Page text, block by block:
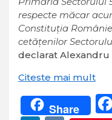
respecte măcar
Constituţia
cetăţenilor
declarat
Citeste mai mult
Share